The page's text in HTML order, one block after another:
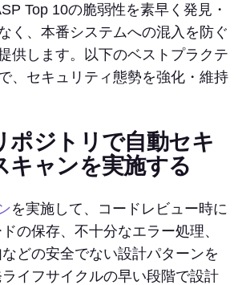
Top 10の脆弱性を素早く発見・
く、本番システムへの混入を防ぐ
供します。以下のベストプラクテ
、セキュリティ態勢を強化・維持
ポジトリで自動セキ
キャンを実施する
を実施して、コードレビュー時に
の保存、不十分なエラー処理、
どの安全でない設計パターンを
イフサイクルの早い段階で設計